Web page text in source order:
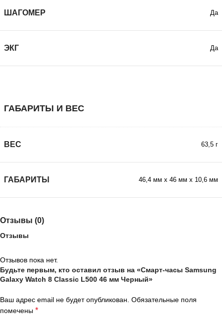
ШАГОМЕР Да
ЭКГ Да
ГАБАРИТЫ И ВЕС
ВЕС 63,5 г
ГАБАРИТЫ 46,4 мм х 46 мм х 10,6 мм
Отзывы (0)
Отзывы
Отзывов пока нет.
Будьте первым, кто оставил отзыв на «Смарт-часы Samsung
Galaxy Watch 8 Classic L500 46 мм Черный»
Ваш адрес email не будет опубликован. Обязательные поля
помечены *